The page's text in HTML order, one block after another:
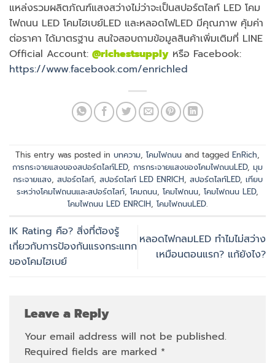
แหล่งรวมผลิตภัณฑ์แสงสว่างไม่ว่าจะเป็นสปอร์ตไลท์ LED โคม
ไฟถนน LED โคมไฮเบย์LED และหลอดไฟLED มีคุณภาพ คุ้มค่า
ต่อราคา ได้มาตรฐาน สนใจสอบถามข้อมูลสินค้าเพิ่มเติมที่ LINE
Official Account: @richestsupply หรือ Facebook:
https://www.facebook.com/enrichled
This entry was posted in บทความ, โคมไฟถนน and tagged EnRich,
การกระจายแสงของสปอร์ตไลท์LED, การกระจายแสงของโคมไฟถนนLED, มุม
กระจายแสง, สปอร์ตไลท์, สปอร์ตไลท์ LED ENRICH, สปอร์ตไลท์LED, เทียบ
ระหว่างโคมไฟถนนและสปอร์ตไลท์, โคมถนน, โคมไฟถนน, โคมไฟถนน LED,
โคมไฟถนน LED ENRCIH, โคมไฟถนนLED.
IK Rating คือ? สิ่งที่ต้องรู้
เกี่ยวกับการป้องกันแรงกระแทก
ของโคมไฮเบย์
หลอดไฟกลมLED ทำไมไม่สว่าง
เหมือนตอนแรก? แก้ยังไง?
Leave a Reply
Your email address will not be published.
Required fields are marked *